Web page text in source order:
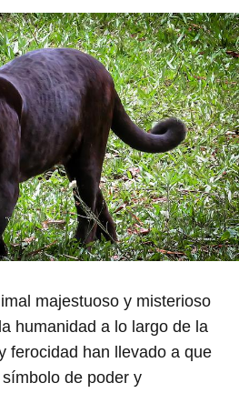
majestuoso y misterioso
humanidad a lo largo de la
ferocidad han llevado a que
de poder y